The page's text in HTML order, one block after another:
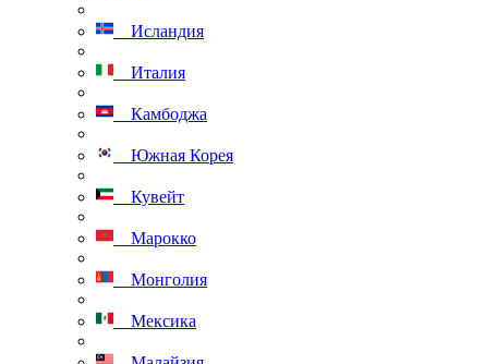
Исландия
Италия
Камбоджа
Южная Корея
Кувейт
Марокко
Монголия
Мексика